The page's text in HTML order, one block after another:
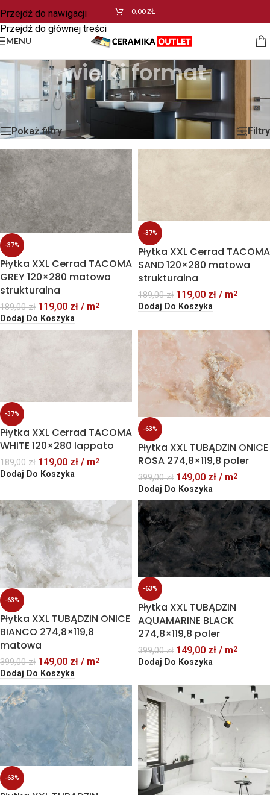
Przejdź do nawigacji
Przejdź do głównej treści
0,00ZŁ
MENU
wielki format
Strona główna/Produkty oznaczone “wielki format”
Wyświetlanie 13–22 z 22 wyników
Pokaż filtry
Filtry
-37%
Płytka XXL Cerrad TACOMA
GREY 120×280 matowa
strukturalna
189,00zł 119,00 zł / m2
Dodaj Do Koszyka
-37%
Płytka XXL Cerrad TACOMA
SAND 120×280 matowa
strukturalna
189,00zł 119,00 zł / m2
Dodaj Do Koszyka
-37%
Płytka XXL Cerrad TACOMA
WHITE 120×280 lappato
189,00zł 119,00 zł / m2
Dodaj Do Koszyka
-63%
Płytka XXL TUBĄDZIN ONICE
ROSA 274,8×119,8 poler
399,00zł 149,00 zł / m2
Dodaj Do Koszyka
-63%
Płytka XXL TUBĄDZIN ONICE
BIANCO 274,8×119,8
matowa
399,00zł 149,00 zł / m2
Dodaj Do Koszyka
-63%
Płytka XXL TUBĄDZIN
AQUAMARINE BLACK
274,8×119,8 poler
399,00zł 149,00 zł / m2
Dodaj Do Koszyka
-63%